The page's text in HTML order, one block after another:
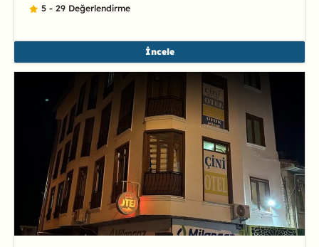
5 - 29 Değerlendirme
İncele